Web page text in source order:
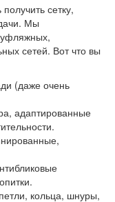
сетку,
Мы
сетей. Вот что вы
(даже очень
адаптированные
кольца, шнуры,